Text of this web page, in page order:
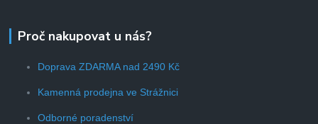
Proč nakupovat u nás?
Doprava ZDARMA nad 2490 Kč
Kamenná prodejna ve Strážnici
Odborné poradenství